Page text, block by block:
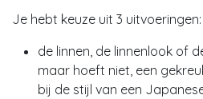
Je hebt keuze uit 3 uitvoeringen:
de linnen, de linnenlook of
maar hoeft niet, een
bij de stijl van een